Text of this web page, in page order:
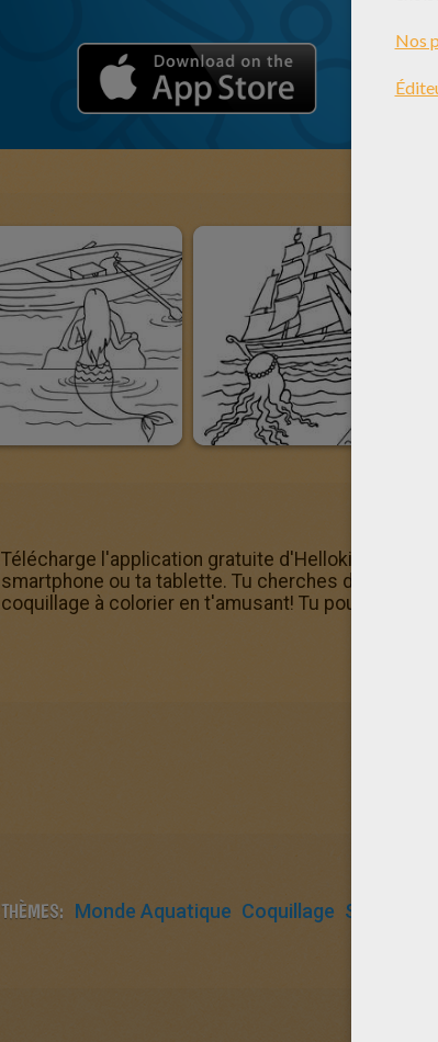
Télécharge l'application gratuite d'Hellokids et
smartphone ou ta tablette. Tu cherches des
coquillage à colorier en t'amusant! Tu pourras
THÈMES: Monde Aquatique Coquillage Sirène